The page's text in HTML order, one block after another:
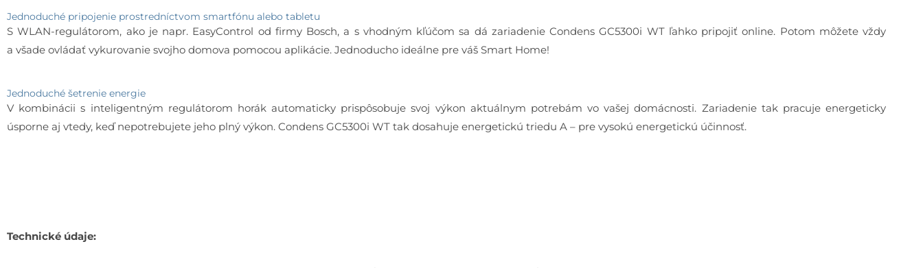
Jednoduché pripojenie prostredníctvom smartfónu alebo tabletu
S WLAN-regulátorom, ako je napr. EasyControl od firmy Bosch, a s vhodným kľúčom sa dá zariadenie Condens GC5300i WT ľahko pripojiť online. Potom môžete vždy
a všade ovládať vykurovanie svojho domova pomocou aplikácie. Jednoducho ideálne pre váš Smart Home!
Jednoduché šetrenie energie
V kombinácii s inteligentným regulátorom horák automaticky prispôsobuje svoj výkon aktuálnym potrebám vo vašej domácnosti. Zariadenie tak pracuje energeticky
úsporne aj vtedy, keď nepotrebujete jeho plný výkon. Condens GC5300i WT tak dosahuje energetickú triedu A – pre vysokú energetickú účinnosť.
Technické údaje: